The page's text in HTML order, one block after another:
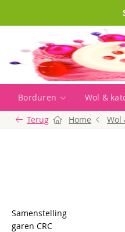
Borduren Wol &
Terug
Home Wol
Samenstelling
garen CRC